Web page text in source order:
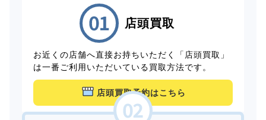
店頭買取
お近くの店舗へ直接お持ちいただく「店頭買取」
は一番ご利用いただいている買取方法です。
店頭買取予約はこちら